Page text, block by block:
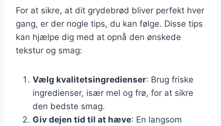
For at sikre, at dit grydebrød bliver perfekt hver
gang, er der nogle tips, du kan følge. Disse tips
kan hjælpe dig med at opnå den ønskede
tekstur og smag:
Vælg kvalitetsingredienser: Brug friske
ingredienser, især mel og frø, for at sikre
den bedste smag.
Giv dejen tid til at hæve: En langsom